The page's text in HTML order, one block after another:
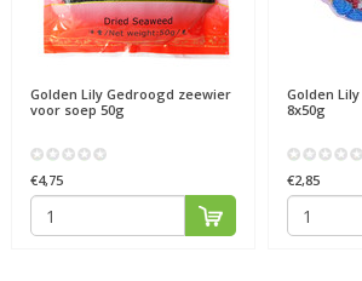
Golden Lily Gedroogd zeewier
voor soep 50g
€4,75
Golden Lily
8x50g
€2,85